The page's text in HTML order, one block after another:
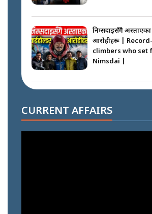
निम्सदाइसँगै अस्ताएका
आरोहीहरू |
climbers who set
Nimsdai |
अपराध श्रृङ्खला ||
CURRENT AFFAIRS